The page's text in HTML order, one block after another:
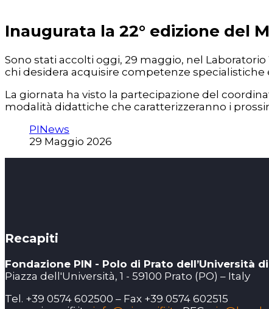
Inaugurata la 22° edizione del
Sono stati accolti oggi, 29 maggio, nel Laboratorio
chi desidera acquisire competenze
La giornata ha visto la partecipazione del
modalità didattiche che caratterizzeranno i
PINews
29 Maggio 2026
Recapiti
Fondazione PIN - Polo di Prato dell’Università
Piazza dell'Università, 1 - 59100 Prato (PO) – Italy
Tel. +39 0574 602500 – Fax +39 0574 602515